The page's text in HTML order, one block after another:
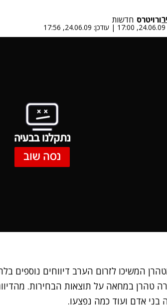
ורויטרס חדשות
24.06.09, 17:00
| עודכן: 24.06.09, 17:56
נתקלנו בבעיה
נסה שוב
המשיכו לזרום הערב דיווחים נוספים
טהרן במחאה על תוצאות הבחירות.
בני אדם ועוד כמה נפצעו.